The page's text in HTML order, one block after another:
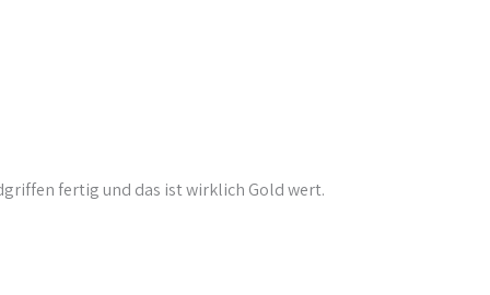
fertig und das ist wirklich Gold wert.